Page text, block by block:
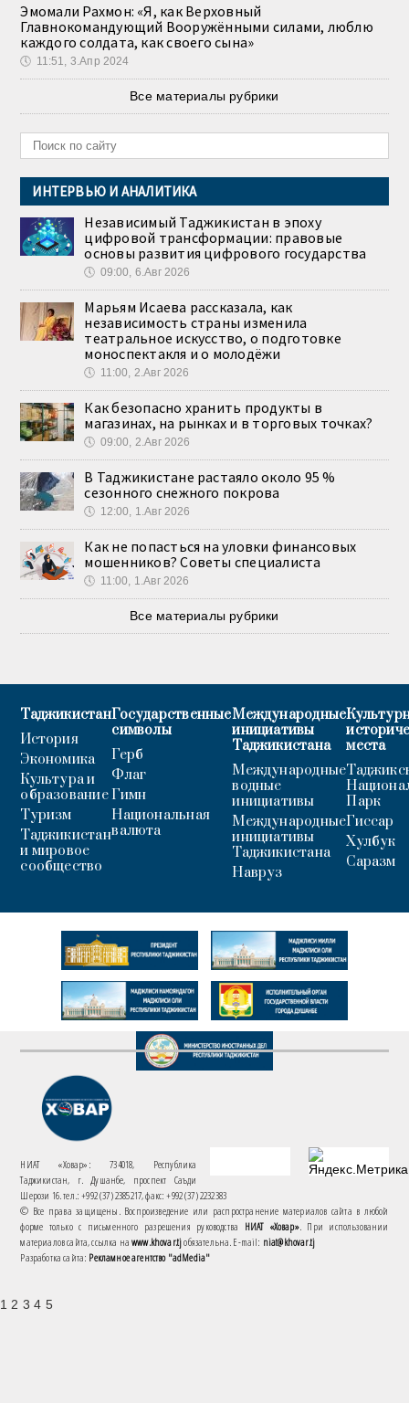
Эмомали Рахмон: «Я, как Верховный
Главнокомандующий Вооружёнными силами, люблю
каждого солдата, как своего сына»
🕔 11:51, 3.Апр 2024
Все материалы рубрики
ИНТЕРВЬЮ И АНАЛИТИКА
Независимый Таджикистан в эпоху
цифровой трансформации: правовые
основы развития цифрового государства
🕔 09:00, 6.Авг 2026
Марьям Исаева рассказала, как
независимость страны изменила
театральное искусство, о подготовке
моноспектакля и о молодёжи
🕔 11:00, 2.Авг 2026
Как безопасно хранить продукты в
магазинах, на рынках и в торговых точках?
🕔 09:00, 2.Авг 2026
В Таджикистане растаяло около 95 %
сезонного снежного покрова
🕔 12:00, 1.Авг 2026
Как не попасться на уловки финансовых
мошенников? Советы специалиста
🕔 11:00, 1.Авг 2026
Все материалы рубрики
Таджикистан
История
Экономика
Культура и
образование
Туризм
Таджикистан
и мировое
сообщество
Государственные
символы
Герб
Флаг
Гимн
Национальная
валюта
Международные
инициативы
Таджикистана
Международные
водные
инициативы
Международные
инициативы
Таджикистана
Навруз
места
Парк
Гиссар
Хулбук
Саразм
НИАТ «Ховар»: 734018, Республика
Таджикистан, г. Душанбе, проспект Саъди
Шерози 16. тел.: +992 (37) 2385217, факс: +992 (37) 2232383
© Все права защищены. Воспроизведение или распространение материалов сайта в любой
форме только с письменного разрешения руководства НИАТ «Ховар». При использовании
материалов сайта, ссылка наwww.khovar.tjобязательна. E-mail: niat@khovar.tj
Разработка сайта: Рекламное агентство "adMedia"
1 2 3 4 5